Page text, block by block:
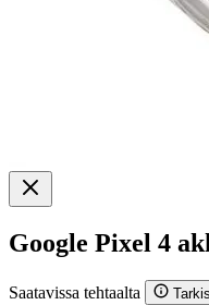
Google Pixel 4
Saatavissa tehtaalta